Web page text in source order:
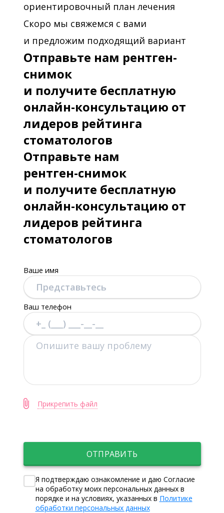
ориентировочный план лечения
Скоро мы свяжемся с вами
и предложим подходящий вариант
Отправьте нам рентген-
снимок
и получите бесплатную
онлайн-консультацию от
лидеров рейтинга
стоматологов
Отправьте нам
рентген-снимок
и получите бесплатную
онлайн-консультацию от
лидеров рейтинга
стоматологов
Ваше имя
Ваш телефон
Прикрепить файл
ОТПРАВИТЬ
Я подтверждаю ознакомление и даю Согласие
на обработку моих персональных данных в
порядке и на условиях, указанных в Политике
обработки персональных данных